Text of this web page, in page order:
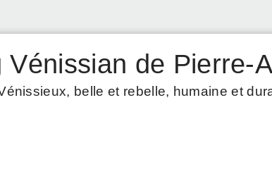
Vénissian de Pierre-
belle et rebelle, humaine et